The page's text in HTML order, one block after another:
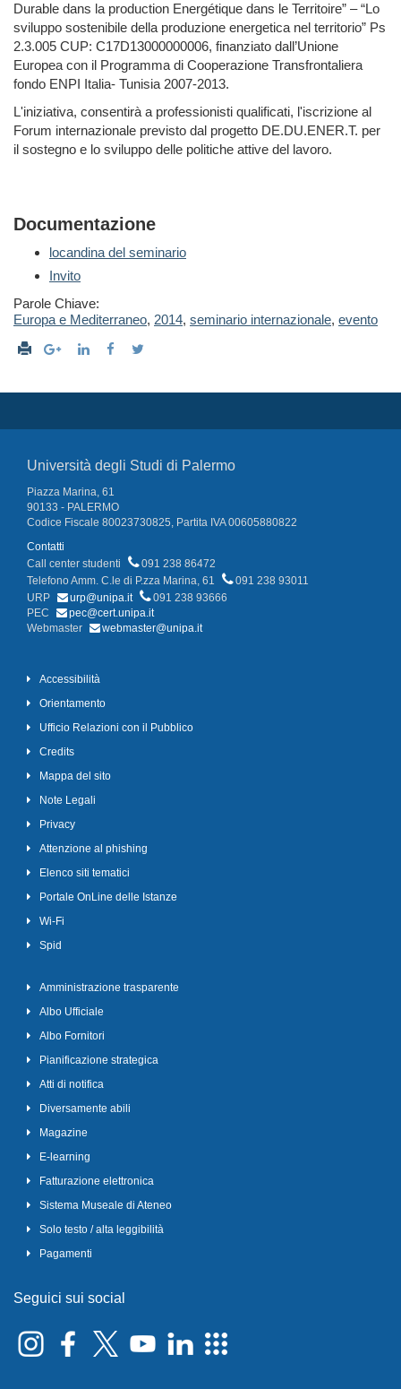
Durable dans la production Energétique dans le Territoire” – “Lo
sviluppo sostenibile della produzione energetica nel territorio” Ps
2.3.005 CUP: C17D13000000006, finanziato dall’Unione
Europea con il Programma di Cooperazione Transfrontaliera
fondo ENPI Italia- Tunisia 2007-2013.
L'iniziativa, consentirà a professionisti qualificati, l'iscrizione al
Forum internazionale previsto dal progetto DE.DU.ENER.T. per
il sostegno e lo sviluppo delle politiche attive del lavoro.
Documentazione
locandina del seminario
Invito
Parole Chiave:
Europa e Mediterraneo, 2014, seminario internazionale, evento
Università degli Studi di Palermo
Piazza Marina, 61
90133 - PALERMO
Codice Fiscale 80023730825, Partita IVA 00605880822
Contatti
Call center studenti
091 238 86472
Telefono Amm. C.le di P.zza Marina, 61
091 238 93011
URP
urp@unipa.it
091 238 93666
PEC
pec@cert.unipa.it
Webmaster
webmaster@unipa.it
Accessibilità
Orientamento
Ufficio Relazioni con il Pubblico
Credits
Mappa del sito
Note Legali
Privacy
Attenzione al phishing
Elenco siti tematici
Portale OnLine delle Istanze
Wi-Fi
Spid
Amministrazione trasparente
Albo Ufficiale
Albo Fornitori
Pianificazione strategica
Atti di notifica
Diversamente abili
Magazine
E-learning
Fatturazione elettronica
Sistema Museale di Ateneo
Solo testo / alta leggibilità
Pagamenti
Seguici sui social